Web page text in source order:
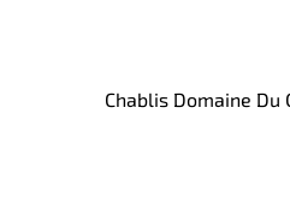
Chablis Domaine Du